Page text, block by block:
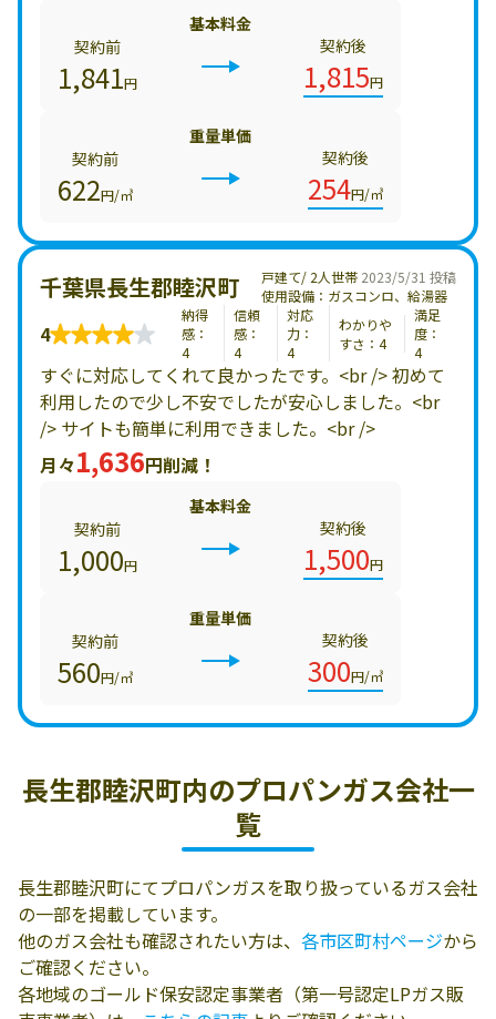
基本料金
契約前
1,841円
契約後
1,815円
重量単価
契約前
622円/㎥
契約後
254円/㎥
2023/5/31 投稿
千葉県長生郡睦沢町
戸建て/ 2人世帯
使用設備：ガスコンロ、給湯器
4
納得
感：
4
信頼
感：
4
対応
力：
4
わかりや
すさ：4
満足
度：
4
すぐに対応してくれて良かったです。<br /> 初めて
利用したので少し不安でしたが安心しました。<br
/> サイトも簡単に利用できました。<br />
月々1,636円削減！
基本料金
契約前
1,000円
契約後
1,500円
重量単価
契約前
560円/㎥
契約後
300円/㎥
長生郡睦沢町内のプロパンガス会社一
覧
長生郡睦沢町にてプロパンガスを取り扱っているガス会社
の一部を掲載しています。
他のガス会社も確認されたい方は、 各市区町村ページから
ご確認ください。
各地域のゴールド保安認定事業者（第一号認定LPガス販